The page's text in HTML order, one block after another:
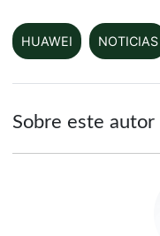
HUAWEI NOTICIAS
Sobre este autor